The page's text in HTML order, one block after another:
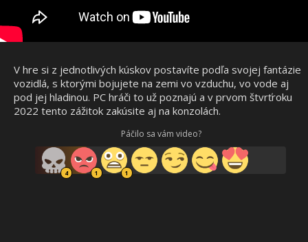
V hre si z jednotlivých kúskov postavíte podľa svojej fantázie
vozidlá, s ktorými bojujete na zemi vo vzduchu, vo vode aj
pod jej hladinou. PC hráči to už poznajú a v prvom štvrťroku
2022 tento zážitok zakúsite aj na konzolách.
Páčilo sa vám video?